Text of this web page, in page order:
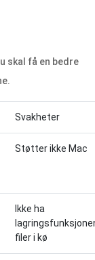
skal få en bedre
Svakheter
Støtter ikke Mac
Ikke ha
filer i kø